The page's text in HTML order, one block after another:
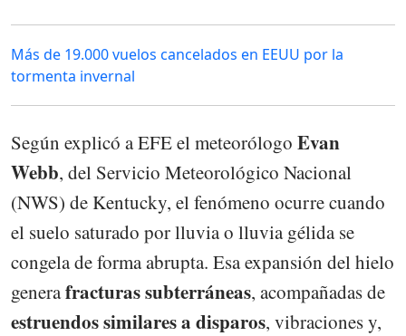
Más de 19.000 vuelos cancelados en EEUU por la
tormenta invernal
Según explicó a EFE el meteorólogo Evan
Webb, del Servicio Meteorológico Nacional
(NWS) de Kentucky, el fenómeno ocurre cuando
el suelo saturado por lluvia o lluvia gélida se
congela de forma abrupta. Esa expansión del hielo
generafracturas subterráneas, acompañadas de
estruendos similares a disparos, vibraciones y,